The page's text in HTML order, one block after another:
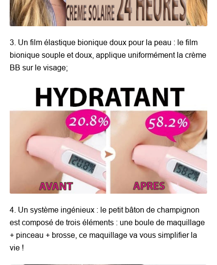
3. Un film élastique bionique doux pour la peau : le film
bionique souple et doux, applique uniformément la crème
BB sur le visage;
4. Un système ingénieux : le petit bâton de champignon
est composé de trois éléments : une boule de maquillage
+ pinceau + brosse, ce maquillage va vous simplifier la
vie !